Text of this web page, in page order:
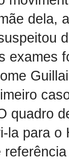
dela,
exames
quadro
la para o